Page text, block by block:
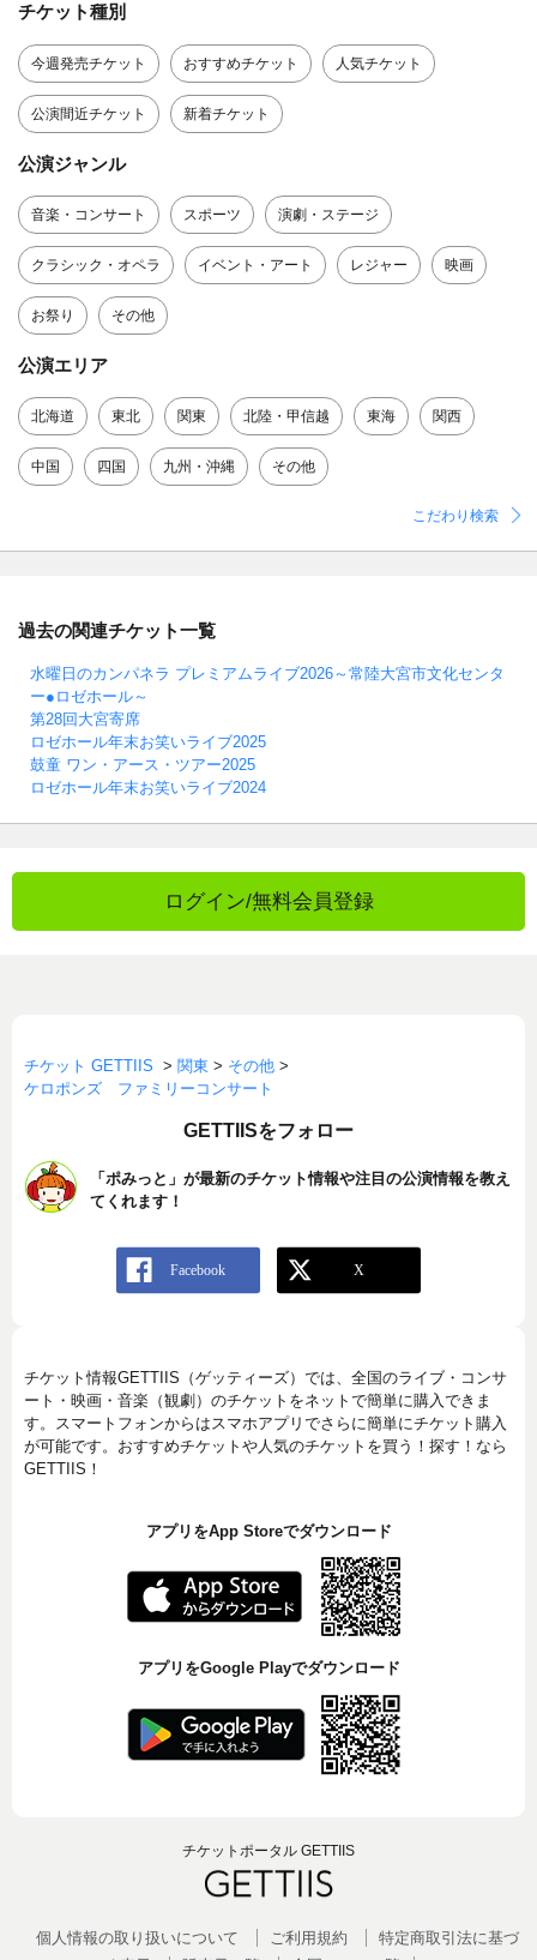
チケット種別
今週発売チケット おすすめチケット 人気チケット
公演間近チケット 新着チケット
公演ジャンル
音楽・コンサート スポーツ 演劇・ステージ
クラシック・オペラ イベント・アート レジャー 映画
お祭り その他
公演エリア
北海道 東北 関東 北陸・甲信越 東海 関西
中国 四国 九州・沖縄 その他
こだわり検索
過去の関連チケット一覧
水曜日のカンパネラ プレミアムライブ2026～常陸大宮市文化センタ
ー●ロゼホール～
第28回大宮寄席
ロゼホール年末お笑いライブ2025
鼓童 ワン・アース・ツアー2025
ロゼホール年末お笑いライブ2024
ログイン/無料会員登録
チケット GETTIIS > 関東 > その他 >
ケロポンズ ファミリーコンサート
GETTIISをフォロー
「ポみっと」が最新のチケット情報や注目の公演情報を教え
てくれます！
チケット情報GETTIIS（ゲッティーズ）では、全国のライブ・コンサ
ート・映画・音楽（観劇）のチケットをネットで簡単に購入できま
す。スマートフォンからはスマホアプリでさらに簡単にチケット購入
が可能です。おすすめチケットや人気のチケットを買う！探す！なら
GETTIIS！
アプリをApp Storeでダウンロード
アプリをGoogle Playでダウンロード
チケットポータル GETTIIS
個人情報の取り扱いについて ご利用規約
特定商取引法に基づ